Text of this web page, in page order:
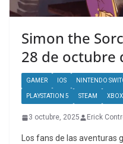
Simon the
28 de octubre
GAMER IOS NINTENDO
PLAYSTATION 5 STEAM XBOX
3 octubre, 2025 Erick
Los fans de las aventuras